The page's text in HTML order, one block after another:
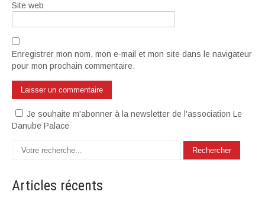
Site web
Enregistrer mon nom, mon e-mail et mon site dans le navigateur
pour mon prochain commentaire.
Je souhaite m'abonner à la newsletter de l'association Le
Danube Palace
Articles récents